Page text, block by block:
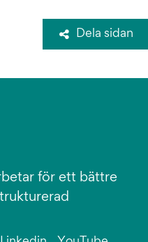
Dela sidan
för ett bättre